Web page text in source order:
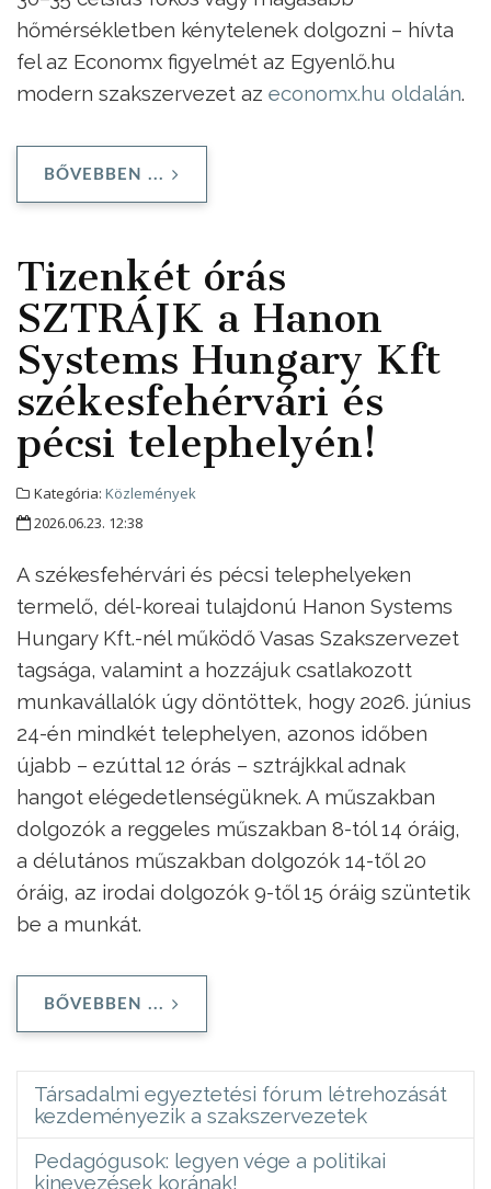
hőmérsékletben kénytelenek dolgozni – hívta
fel az Economx figyelmét az Egyenlő.hu
modern szakszervezet az economx.hu oldalán.
BŐVEBBEN ...
Tizenkét órás
SZTRÁJK a Hanon
Systems Hungary Kft
székesfehérvári és
pécsi telephelyén!
Kategória: Közlemények
2026.06.23. 12:38
A székesfehérvári és pécsi telephelyeken
termelő, dél-koreai tulajdonú Hanon Systems
Hungary Kft.-nél működő Vasas Szakszervezet
tagsága, valamint a hozzájuk csatlakozott
munkavállalók úgy döntöttek, hogy 2026. június
24-én mindkét telephelyen, azonos időben
újabb – ezúttal 12 órás – sztrájkkal adnak
hangot elégedetlenségüknek. A műszakban
dolgozók a reggeles műszakban 8-tól 14 óráig,
a délutános műszakban dolgozók 14-től 20
óráig, az irodai dolgozók 9-től 15 óráig szüntetik
be a munkát.
BŐVEBBEN ...
Társadalmi egyeztetési fórum létrehozását
kezdeményezik a szakszervezetek
Pedagógusok: legyen vége a politikai
kinevezések korának!